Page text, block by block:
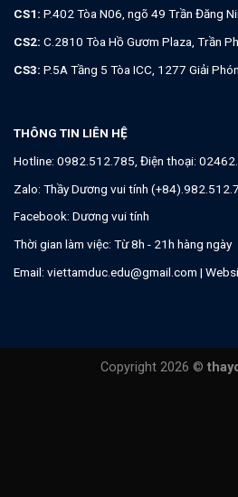
CS1: P.402 Tòa N06, ngõ 49 Trần Đăng
CS2: C.2810 Tòa Hồ Gươm Plaza, Trần
CS3: P.5A Tầng 5 Tòa ICC, 1277 Giải
THÔNG TIN LIÊN HỆ
Hotline: 0982.512.785 , Điện thoại:
Zalo: Thầy Dương vui tính
Facebook: Dương vui tính
Thời gian làm việc: Từ 8h - 21h hàng ngày
Email: viettamduc.edu@gmail.com |
Copyright 2026 ©